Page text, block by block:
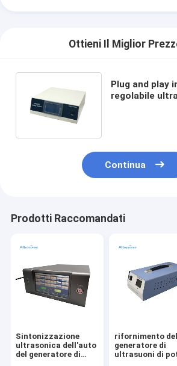
Ottieni Il Miglior
Plug and play
regolabile
Continua
Prodotti Raccomandati
Sintonizzazione
ultrasonica dell'auto
del generatore di
rifornimento del
generatore di
ultrasuoni di